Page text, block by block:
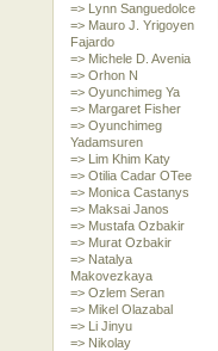
=> Lynn Sanguedolce
=> Mauro J. Yrigoyen
Fajardo
=> Michele D. Avenia
=> Orhon N
=> Oyunchimeg Ya
=> Margaret Fisher
=> Oyunchimeg
Yadamsuren
=> Lim Khim Katy
=> Otilia Cadar OTee
=> Monica Castanys
=> Maksai Janos
=> Mustafa Ozbakir
=> Murat Ozbakir
=> Natalya
Makovezkaya
=> Ozlem Seran
=> Mikel Olazabal
=> Li Jinyu
=> Nikolay